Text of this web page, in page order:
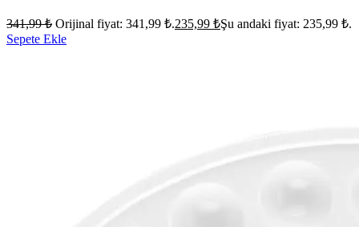
341,99₺ Orijinal fiyat: 341,99 ₺.235,99 ₺Şu andaki fiyat: 235,99 ₺.
Sepete Ekle